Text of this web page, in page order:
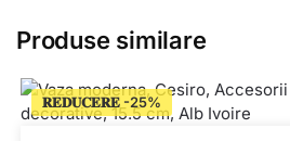
Produse similare
𝐑𝐄𝐃𝐔𝐂𝐄𝐑𝐄